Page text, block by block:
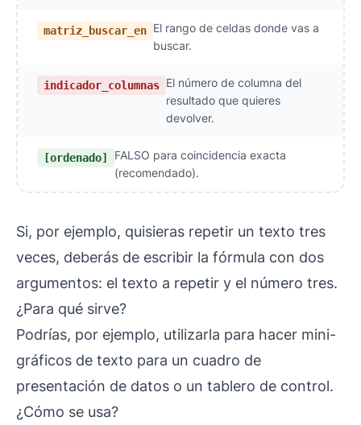
matriz_buscar_en El rango de celdas donde vas a
buscar.
indicador_columnas El número de columna del
resultado que quieres
devolver.
[ordenado]
FALSO para coincidencia exacta
(recomendado).
Si, por ejemplo, quisieras repetir un texto tres
veces, deberás de escribir la fórmula con dos
argumentos: el texto a repetir y el número tres.
¿Para qué sirve?
Podrías, por ejemplo, utilizarla para hacer mini-
gráficos de texto para un cuadro de
presentación de datos o un tablero de control.
¿Cómo se usa?